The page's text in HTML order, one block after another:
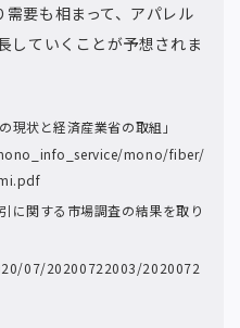
要も相まって、アパレル
していくことが予想されま
状と経済産業省の取組」
mono/fiber/
関する市場調査の結果を取り
07/20200722003/2020072